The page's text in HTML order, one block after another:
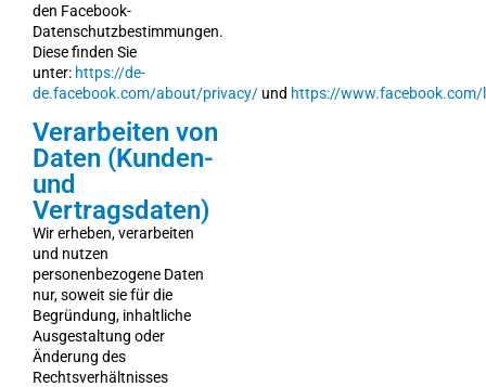
den Facebook-
Datenschutzbestimmungen.
Diese finden Sie
unter: https://de-
de.facebook.com/about/privacy/ und https://
Verarbeiten von
Daten (Kunden-
und
Vertragsdaten)
Wir erheben, verarbeiten
und nutzen
personenbezogene Daten
nur, soweit sie für die
Begründung, inhaltliche
Ausgestaltung oder
Änderung des
Rechtsverhältnisses